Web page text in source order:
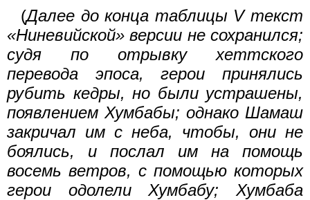
(Далее до конца таблицы V текст
«Ниневийской» версии не сохранился;
судя по отрывку хеттского
перевода эпоса, герои принялись
рубить кедры, но были устрашены,
появлением Хумбабы; однако Шамаш
закричал им с неба, чтобы, они не
боялись, и послал им на помощь
восемь ветров, с помощью которых
герои одолели Хумбабу; Хумбаба